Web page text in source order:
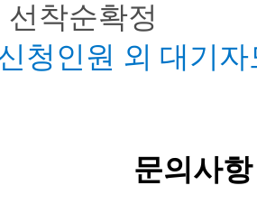
선착순확정
청인원 외 대기자
문의사